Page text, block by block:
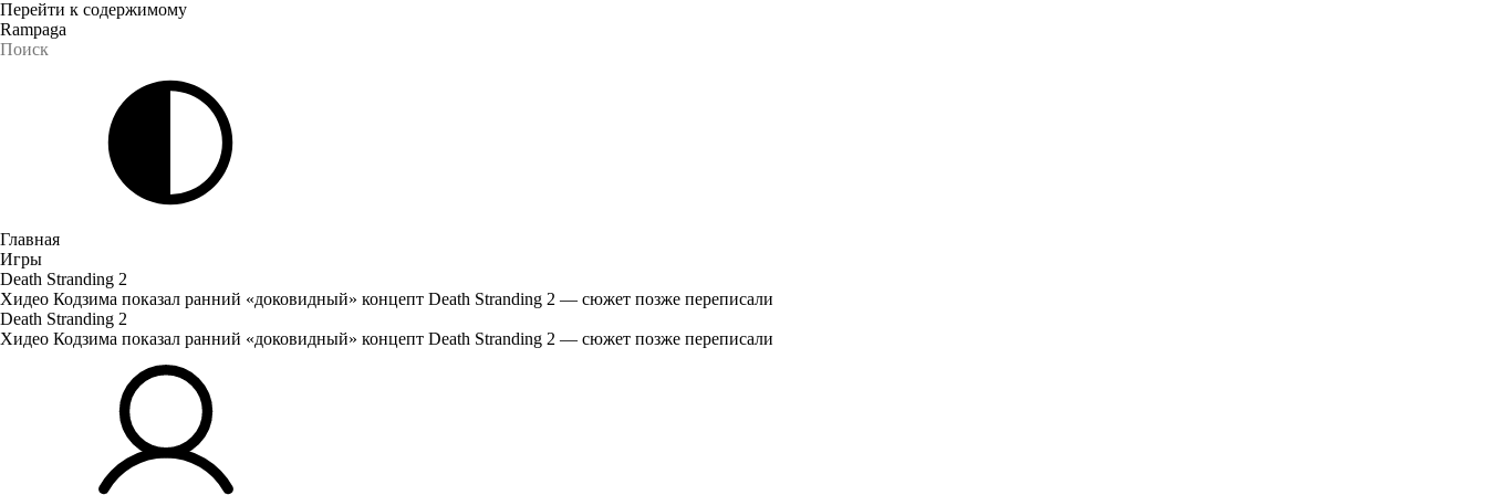
Перейти к содержимому
Rampaga
Главная
Игры
Death Stranding 2
Хидео Кодзима показал ранний «доковидный» концепт Death Stranding 2 — сюжет позже переписали
Death Stranding 2
Хидео Кодзима показал ранний «доковидный» концепт Death Stranding 2 — сюжет позже переписали